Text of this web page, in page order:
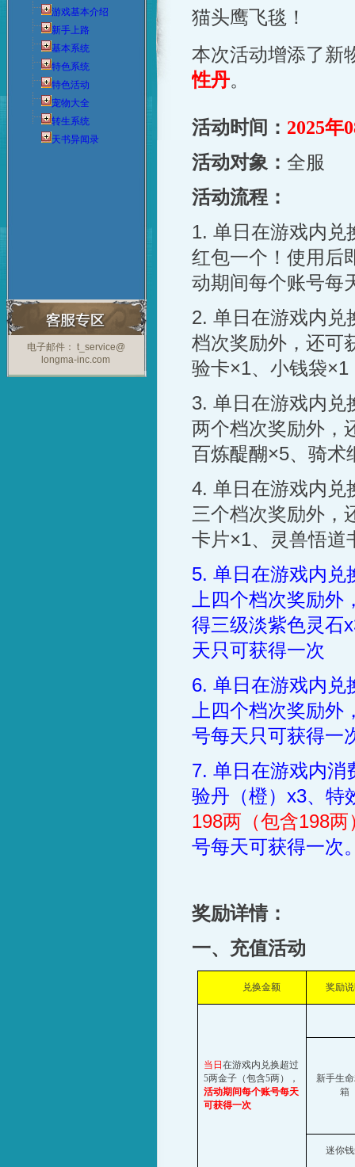
游戏基本介绍
新手上路
基本系统
特色系统
特色活动
宠物大全
转生系统
天书异闻录
电子邮件： t_service@
longma-inc.com
猫头鹰飞毯！
本次活动增添了新
性丹。
活动时间： 2025年
活动对象： 全服
活动流程：
1. 单日在游戏内兑
红包一个！使用后
动期间每个账号每
2. 单日在游戏内兑
档次奖励外，还可
验卡×1、小钱袋×1
3. 单日在游戏内兑
两个档次奖励外，
百炼醍醐×5、骑术
4. 单日在游戏内兑
三个档次奖励外，
卡片×1、灵兽悟道
5. 单日在游戏内兑
上四个档次奖励
得三级淡紫色灵石
天只可获得一次
6. 单日在游戏内兑
上四个档次奖励外
号每天只可获得一
7. 单日在游戏内消
验丹（橙） x3、特
198两（包含198两
号每天可获得一次
奖励详情：
一、充值活动
兑换金额 奖励
当日 在游戏内兑换超过
5两金子（包含5两），
活动期间每个账号每天
可获得一次
新手生
箱
迷你